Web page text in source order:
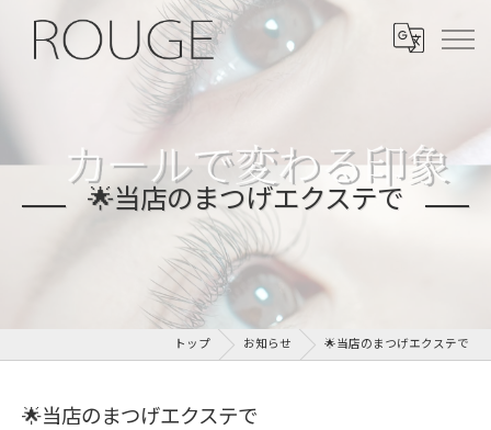
🌟当店のまつげエクステで
トップ お知らせ 🌟当店のまつげエクステで
🌟当店のまつげエクステで